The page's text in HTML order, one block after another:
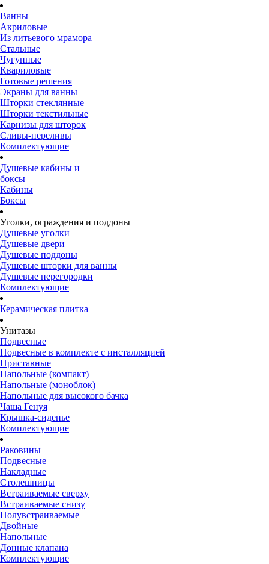
Ванны
Акриловые
Из литьевого мрамора
Стальные
Чугунные
Квариловые
Готовые решения
Экраны для ванны
Шторки стеклянные
Шторки текстильные
Карнизы для шторок
Сливы-переливы
Комплектующие
Душевые кабины и
боксы
Кабины
Боксы
Уголки, ограждения и поддоны
Душевые уголки
Душевые двери
Душевые поддоны
Душевые шторки для ванны
Душевые перегородки
Комплектующие
Керамическая плитка
Унитазы
Подвесные
Подвесные в комплекте с инсталляцией
Приставные
Напольные (компакт)
Напольные (моноблок)
Напольные для высокого бачка
Чаша Генуя
Крышка-сиденье
Комплектующие
Раковины
Подвесные
Накладные
Столешницы
Встраиваемые сверху
Встраиваемые снизу
Полувстраиваемые
Двойные
Напольные
Донные клапана
Комплектующие